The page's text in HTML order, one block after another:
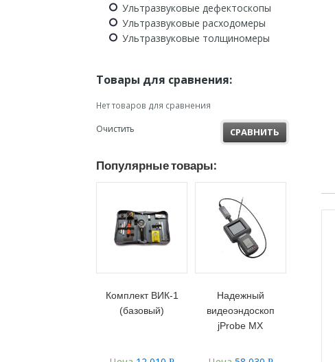
Ультразвуковые дефектоскопы
Ультразвуковые расходомеры
Ультразвуковые толщиномеры
Товары для сравнения:
Нет товаров для сравнения
Очистить
СРАВНИТЬ
Популярные товары:
Комплект ВИК-1
(базовый)
Надежный
видеоэндоскоп
jProbe MX